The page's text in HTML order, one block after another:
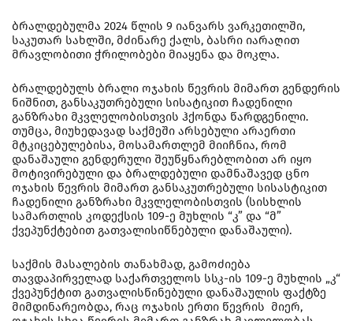
ბრალდებულმა 2024 წლის 9 იანვარს ვარკეთილში,
საკუთარ სახლში, მძინარე ქალს, ბასრი იარაღით
მრავლობითი ჭრილობები მიაყენა და მოკლა.
ბრალდებულს ბრალი ოჯახის წევრის მიმართ გენდერის
ნიშნით, განსაკუთრებული სისატიკით ჩადენილი
განზრახი მკვლელობისთვის ჰქონდა წარდგენილი.
თუმცა, მიუხედავად საქმეში არსებული არაერთი
მტკიცებულებისა, მოსამართლემ მიიჩნია, რომ
დანაშაული გენდერული შეუწყნარებლობით არ იყო
მოტივირებული და ბრალდებული დამნაშავედ ცნო
ოჯახის წევრის მიმართ განსაკუთრებული სისასტიკით
ჩადენილი განზრახი მკვლელობისთვის (სისხლის
სამართლის კოდექსის 109-ე მუხლის “კ” და “მ”
ქვეპუნქტებით გათვალისიწნებული დანაშაული).
საქმის მასალების თანახმად, გამოძიება
თავდაპირველად საქართველოს სსკ-ის 109-ე მუხლის „კ“
ქვეპუნქტით გათვალისწინებული დანაშაულის ფაქტზე
მიმდინარეობდა, რაც ოჯახის ერთი წევრის მიერ,